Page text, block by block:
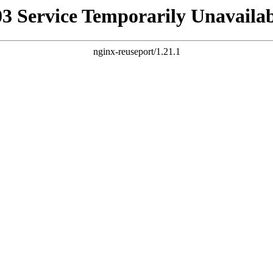
Service Temporarily
nginx-reuseport/1.21.1